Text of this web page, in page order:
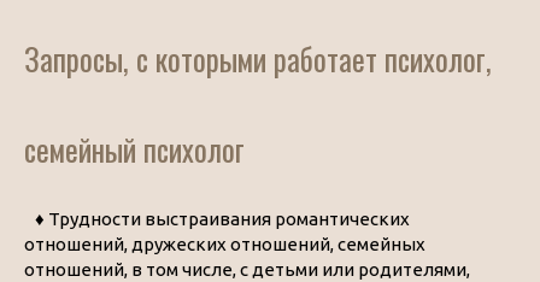
Запросы, с которыми работает психолог,
семейный психолог
♦ Трудности выстраивания романтических
отношений, дружеских отношений, семейных
отношений, в том числе, с детьми или родителями,